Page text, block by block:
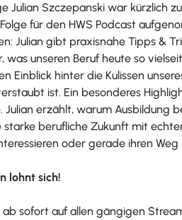
Julian Szczepanski war kürzlich
für den HWS Podcast
Julian gibt praxisnahe Tipps &
was unseren Beruf heute so
Einblick hinter die Kulissen
ist. Ein besonderes
Julian erzählt, warum Ausbildung
starke berufliche Zukunft mit
oder gerade ihren Weg
lohnt sich!
ab sofort auf allen gängigen